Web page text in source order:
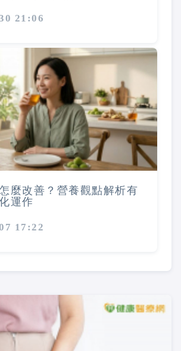
21:06
麼改善？營養觀點解析有
運作
17:22